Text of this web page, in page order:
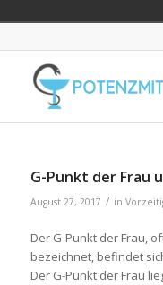
G-Punkt der Frau
August 27, 2017 / in
Der G-Punkt der Frau,
bezeichnet, befindet
Der G-Punkt der Frau